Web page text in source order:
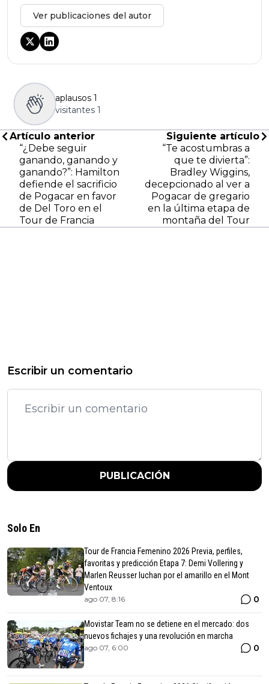
Ver publicaciones del autor
aplausos 1
visitantes 1
Artículo anterior
“¿Debe seguir
ganando, ganando y
ganando?”: Hamilton
defiende el sacrificio
de Pogacar en favor
de Del Toro en el
Tour de Francia
Siguiente artículo
“Te acostumbras a
que te divierta”:
Bradley Wiggins,
decepcionado al ver a
Pogacar de gregario
en la última etapa de
montaña del Tour
Escribir un comentario
PUBLICACIÓN
Solo En
Tour de Francia Femenino 2026 Previa, perfiles,
favoritas y predicción Etapa 7: Demi Vollering y
Marlen Reusser luchan por el amarillo en el Mont
Ventoux
ago 07, 8:16 0
Movistar Team no se detiene en el mercado: dos
nuevos fichajes y una revolución en marcha
ago 07, 6:00 0